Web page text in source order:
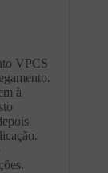
VPCS
à